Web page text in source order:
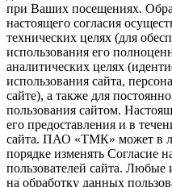
при Ваших посещениях.
настоящего согласия
технических целях (для
использования его
аналитических целях
использования сайта,
сайте), а также для
пользования сайтом.
его предоставления и в
сайта. ПАО «ТМК» может в
порядке изменять Согласие
пользователей сайта. Любые
на обработку данных